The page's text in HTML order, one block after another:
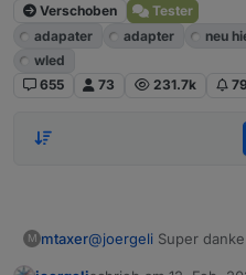
Verschoben
Tester
adapater
adapter neu
wled
655
73 231.7k 79
M mtaxer@joergeli Super